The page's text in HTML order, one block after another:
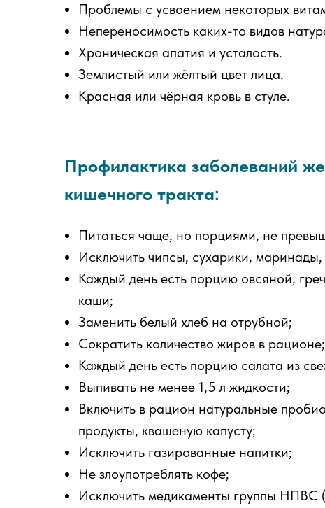
Проблемы с усвоением некоторых
Непереносимость каких-то видов
Хроническая апатия и усталость.
Землистый или жёлтый цвет лица.
Красная или чёрная кровь в стуле.
Питаться чаще, но порциями, не
Исключить чипсы, сухарики, маринады,
Каждый день есть порцию овсяной,
каши;
Заменить белый хлеб на отрубной;
Сократить количество жиров в рационе;
Каждый день есть порцию салата из
Выпивать не менее 1,5 л жидкости;
Включить в рацион натуральные
продукты, квашеную капусту;
Исключить газированные напитки;
Не злоупотреблять кофе;
Исключить медикаменты группы НПВС
Профилактика заболеваний
кишечного тракта: